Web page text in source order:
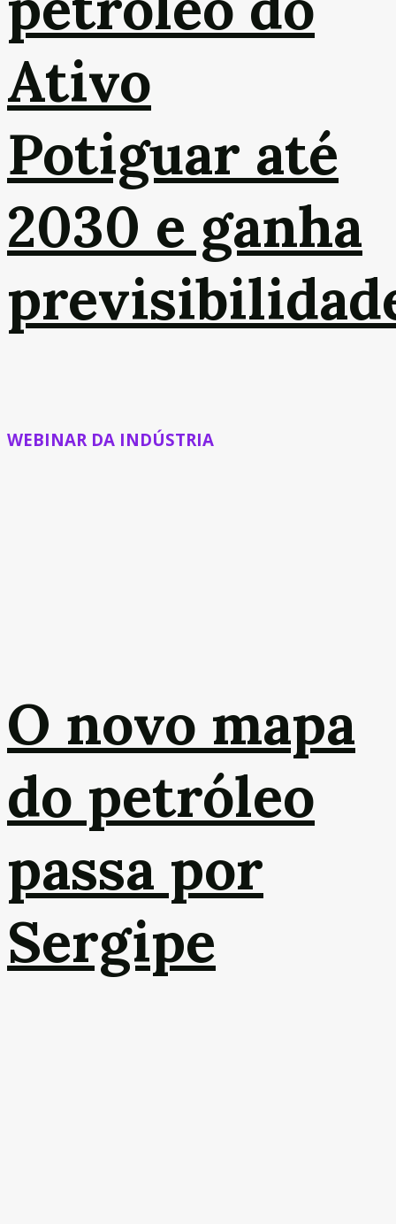
Ativo
Potiguar até
2030 e ganha
WEBINAR DA INDÚSTRIA
O novo mapa
do petróleo
passa por
Sergipe